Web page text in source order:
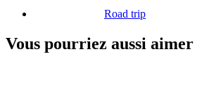
Road trip
Vous pourriez aussi aimer